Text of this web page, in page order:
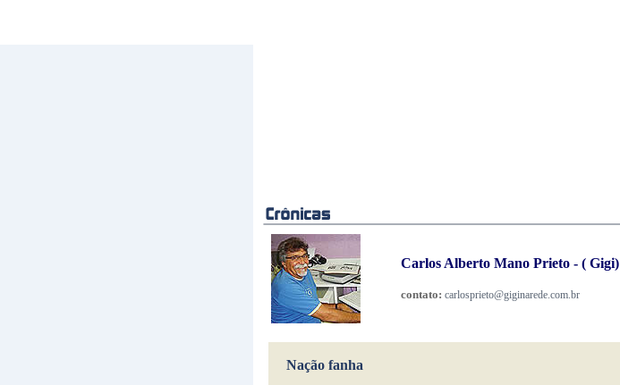
Carlos Alberto Mano Prieto - ( Gigi)
contato: carlosprieto@giginarede.com.br
Nação fanha